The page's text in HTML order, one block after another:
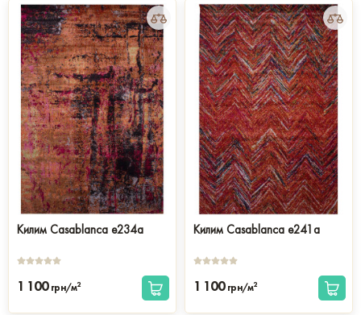
Килим Casablanca e234a
1 100 грн/м2
Килим Casablanca e241a
1 100 грн/м2